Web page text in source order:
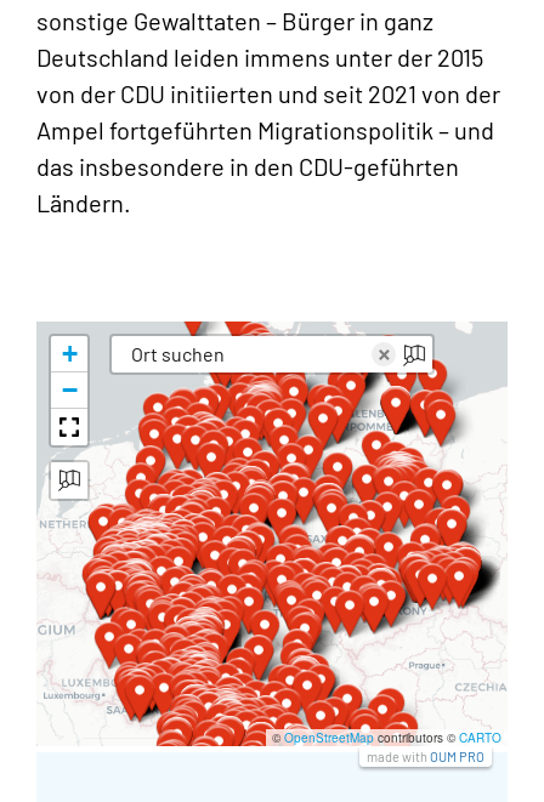
sonstige Gewalttaten – Bürger in ganz
Deutschland leiden immens unter der 2015
von der CDU initiierten und seit 2021 von der
Ampel fortgeführten Migrationspolitik – und
das insbesondere in den CDU-geführten
Ländern.
+
−
©OpenStreetMap contributors ©CARTO
×
made withOUM PRO